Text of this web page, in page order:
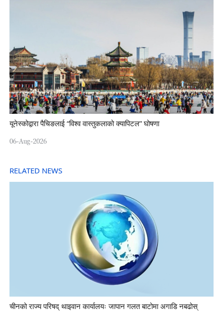
यूनेस्कोद्वारा पैचिङलाई “विश्व वास्तुकलाको क्यापिटल” घोषणा
06-Aug-2026
RELATED NEWS
चीनको राज्य परिषद् थाइवान कार्यालयः जापान गलत बाटोमा अगाडि नबढोस्